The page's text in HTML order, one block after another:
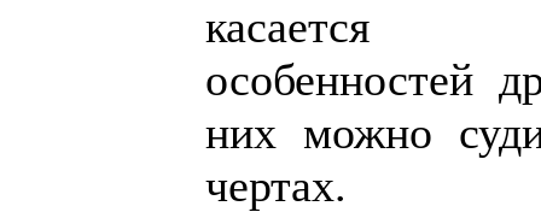
касается
особенностей
них можно
чертах.